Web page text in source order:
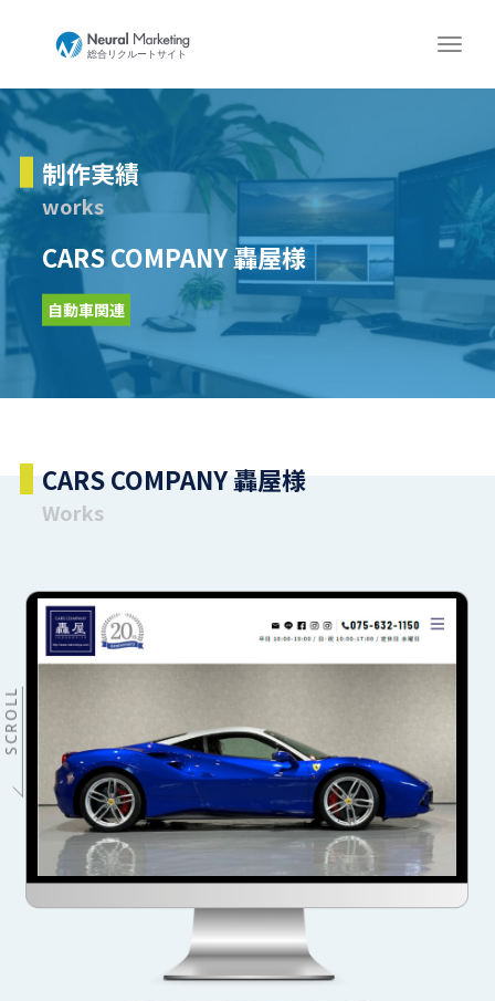
制作実績
works
CARS COMPANY 轟屋様
自動車関連
CARS COMPANY 轟屋様
Works